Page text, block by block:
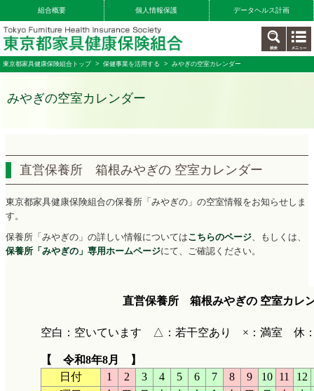
組合概要 個人情報保護 データヘルス計画
東京都家具健康保険組合トップ> 保健事業を活用する > みやぎの空室カレンダー
みやぎの空室カレンダー
直営保養所 箱根みやぎの 空室カレンダー
東京都家具健康保険組合の保養所「みやぎの」の空室情報をお知らせしま
す。
保養所「みやぎの」の詳しい情報についてはこちらのページ、もしくは、
保養所「みやぎの」専用ホームページにて、ご確認ください。